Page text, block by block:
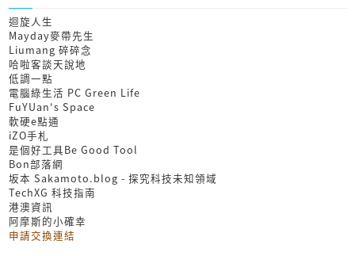
迴旋人生
Mayday麥帶先生
Liumang 碎碎念
哈啦客談天說地
低調一點
電腦綠生活 PC Green Life
FuYUan's Space
軟硬e點通
iZO手札
是個好工具Be Good Tool
Bon部落網
坂本 Sakamoto.blog - 探究科技未知領域
TechXG 科技指南
港澳資訊
阿摩斯的小確幸
申請交換連結